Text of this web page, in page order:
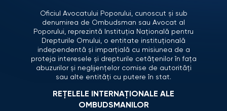
Oficiul Avocatului Poporului, cunoscut și sub
denumirea de Ombudsman sau Avocat al
Poporului, reprezintă Instituția Națională pentru
Drepturile Omului, o entitate instituțională
independentă și imparțială cu misiunea de a
proteja interesele și drepturile cetățenilor în fața
abuzurilor și neglijențelor comise de autorități
sau alte entități cu putere în stat.
REȚELELE INTERNAȚIONALE ALE
OMBUDSMANILOR